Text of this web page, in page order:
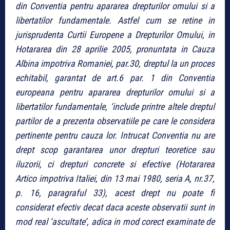
din Conventia pentru apararea drepturilor omului si a
libertatilor fundamentale. Astfel cum se retine in
jurisprudenta Curtii Europene a Drepturilor Omului, in
Hotararea din 28 aprilie 2005, pronuntata in Cauza
Albina impotriva Romaniei, par.30, dreptul la un proces
echitabil, garantat de art.6 par. 1 din Conventia
europeana pentru apararea drepturilor omului si a
libertatilor fundamentale, ‘include printre altele dreptul
partilor de a prezenta observatiile pe care le considera
pertinente pentru cauza lor. Intrucat Conventia nu are
drept scop garantarea unor drepturi teoretice sau
iluzorii, ci drepturi concrete si efective (Hotararea
Artico impotriva Italiei, din 13 mai 1980, seria A, nr.37,
p. 16, paragraful 33), acest drept nu poate fi
considerat efectiv decat daca aceste observatii sunt in
mod real ‘ascultate’, adica in mod corect examinate de